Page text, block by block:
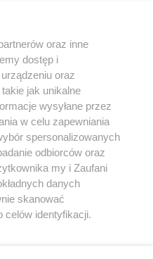
Instagram Youtube
oraz inne
dostęp i
oraz
jak unikalne
wysyłane przez
w celu zapewniania
spersonalizowanych
odbiorców oraz
my i Zaufani
danych
skanować
identyfikacji.